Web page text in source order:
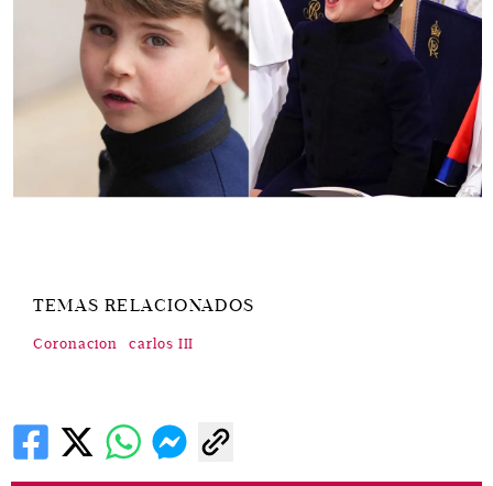
TEMAS RELACIONADOS
Coronacion carlos III